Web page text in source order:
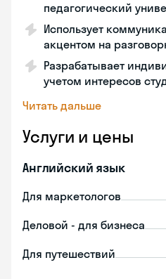
педагогический
Использует
акцентом на
Разрабатывает
учетом интересов
Читать дальше
Услуги и цены
Английский язык
Для маркетологов
Деловой - для бизнеса
Для путешествий